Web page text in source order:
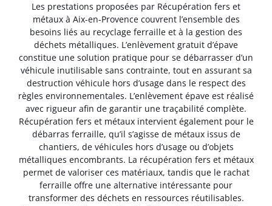
Les prestations proposées par Récupération fers et
métaux à Aix-en-Provence couvrent l’ensemble des
besoins liés au recyclage ferraille et à la gestion des
déchets métalliques. L’enlèvement gratuit d’épave
constitue une solution pratique pour se débarrasser d’un
véhicule inutilisable sans contrainte, tout en assurant sa
destruction véhicule hors d’usage dans le respect des
règles environnementales. L’enlèvement épave est réalisé
avec rigueur afin de garantir une traçabilité complète.
Récupération fers et métaux intervient également pour le
débarras ferraille, qu’il s’agisse de métaux issus de
chantiers, de véhicules hors d’usage ou d’objets
métalliques encombrants. La récupération fers et métaux
permet de valoriser ces matériaux, tandis que le rachat
ferraille offre une alternative intéressante pour
transformer des déchets en ressources réutilisables.